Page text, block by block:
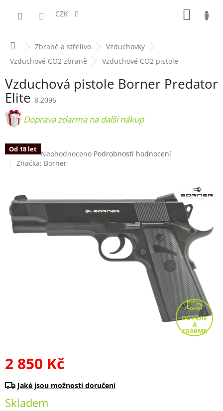
CZK
DomůZbraně a střelivo
Vzduchovky
Vzduchové CO2 zbraně
Vzduchové CO2 pistole
Vzduchová pistole Borner Predator
Elite 8.2096
+ Doprava zdarma na další nákup
Od 18 let Průměrné
hodnocení
z
hvězdiček.
Neohodnoceno Podrobnosti hodnocení
Značka: Borner
Z
D
A
2 850 Kč
cena:
Skladem